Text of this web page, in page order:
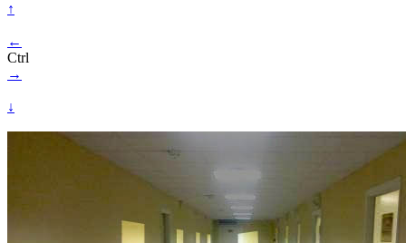
↑
←
Ctrl
→
↓